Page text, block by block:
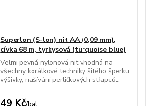
Superlon (S-lon) nit AA (0,09 mm),
cívka 68 m, tyrkysová (turquoise blue)
Velmi pevná nylonová nit vhodná na
všechny korálkové techniky šitého šperku,
výšivky, našívání perličkových střapců...
49 Kč/bal.